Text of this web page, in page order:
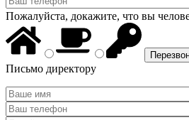
Пожалуйста, докажите, что вы
Письмо директору